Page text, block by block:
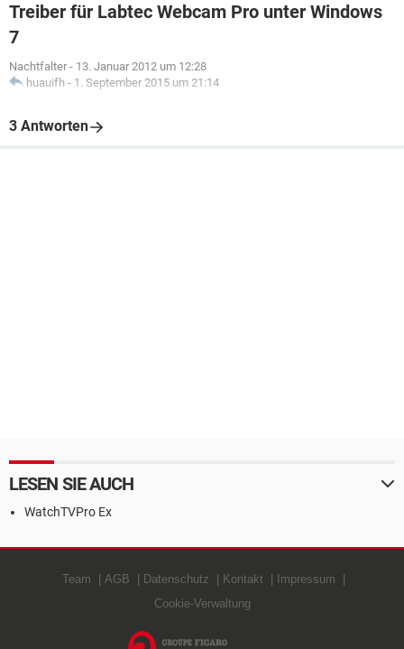
Treiber für Labtec Webcam Pro unter Windows
7
Nachtfalter - 13. Januar 2012 um 12:28
huauifh - 1. September 2015 um 21:14
3 Antworten
LESEN SIE AUCH
WatchTVPro Ex
Team AGB Datenschutz Kontakt
Impressum
Cookie-Verwaltung